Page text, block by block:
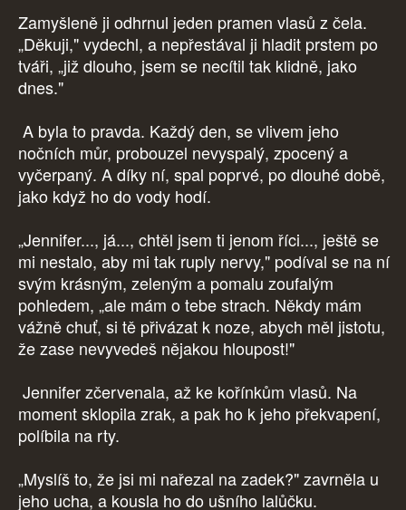
Zamyšleně ji odhrnul jeden pramen vlasů z čela.
„Děkuji," vydechl, a nepřestával ji hladit prstem po
tváři, „již dlouho, jsem se necítil tak klidně, jako
dnes."
A byla to pravda. Každý den, se vlivem jeho
nočních můr, probouzel nevyspalý, zpocený a
vyčerpaný. A díky ní, spal poprvé, po dlouhé době,
jako když ho do vody hodí.
„Jennifer..., já..., chtěl jsem ti jenom říci..., ještě se
mi nestalo, aby mi tak ruply nervy," podíval se na ní
svým krásným, zeleným a pomalu zoufalým
pohledem, „ale mám o tebe strach. Někdy mám
vážně chuť, si tě přivázat k noze, abych měl jistotu,
že zase nevyvedeš nějakou hloupost!"
Jennifer zčervenala, až ke kořínkům vlasů. Na
moment sklopila zrak, a pak ho k jeho překvapení,
políbila na rty.
„Myslíš to, že jsi mi nařezal na zadek?" zavrněla u
jeho ucha, a kousla ho do ušního lalůčku.